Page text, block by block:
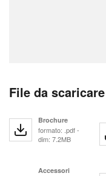
File da scaricare
Brochure
formato: .pdf -
dim: 7.2MB
Accessori